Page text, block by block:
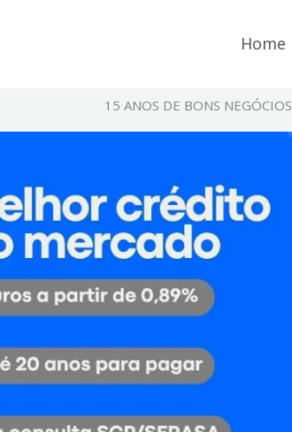
Home
15 ANOS DE BONS NEGÓCIOS